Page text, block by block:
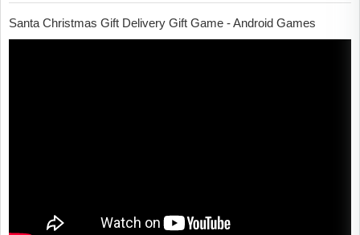
Santa Christmas Gift Delivery Gift Game - Android Games